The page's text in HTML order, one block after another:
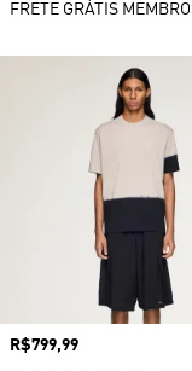
Preço
R$799,99
FRETE GRÁTIS